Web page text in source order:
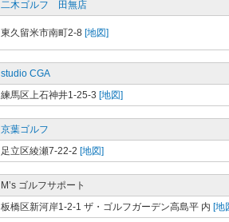
二木ゴルフ 田無店
東久留米市南町2-8 [地図]
studio CGA
練馬区上石神井1-25-3 [地図]
京葉ゴルフ
足立区綾瀬7-22-2 [地図]
M’s ゴルフサポート
板橋区新河岸1-2-1 ザ・ゴルフガーデン高島平 内 [地